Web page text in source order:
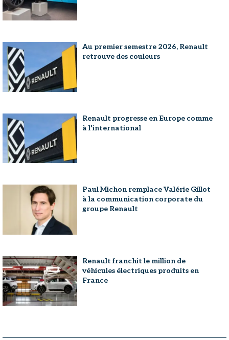
Au premier semestre 2026, Renault
retrouve des couleurs
Renault progresse en Europe comme
à l'international
Paul Michon remplace Valérie Gillot
à la communication corporate du
groupe Renault
Renault franchit le million de
véhicules électriques produits en
France